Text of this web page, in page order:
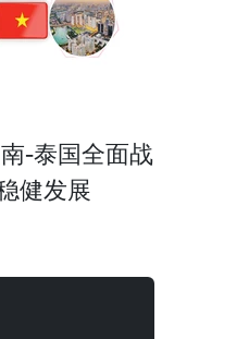
-泰国全面战
健发展